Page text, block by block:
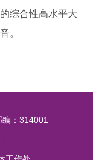
综合性高水平大
。
：314001